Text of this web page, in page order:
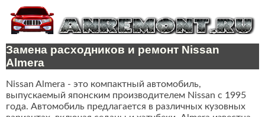
Замена расходников и ремонт Nissan
Almera
Nissan Almera - это компактный автомобиль,
выпускаемый японским производителем Nissan с 1995
года. Автомобиль предлагается в различных кузовных